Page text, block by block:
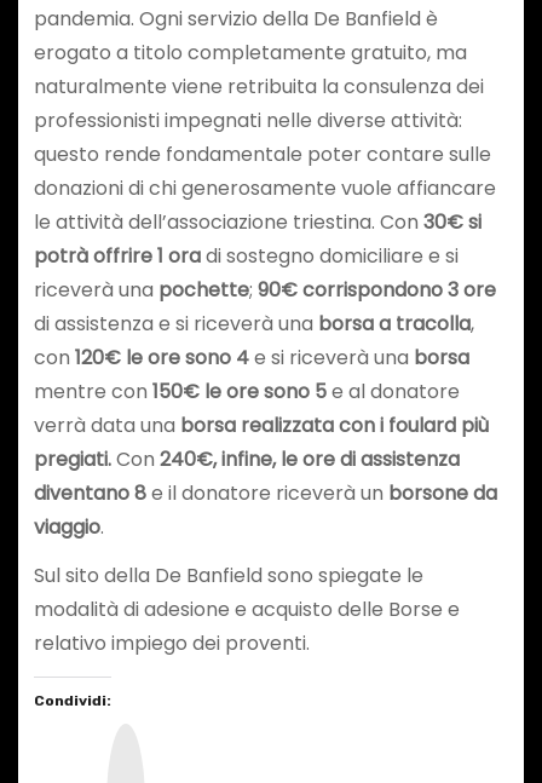
pandemia. Ogni servizio della De Banfield è
erogato a titolo completamente gratuito, ma
naturalmente viene retribuita la consulenza dei
professionisti impegnati nelle diverse attività:
questo rende fondamentale poter contare sulle
donazioni di chi generosamente vuole affiancare
le attività dell’associazione triestina. Con 30€ si
potrà offrire 1 oradi sostegno domiciliare e si
riceverà una pochette; 90€ corrispondono 3 ore
di assistenza e si riceverà una borsa a tracolla,
con 120€ le ore sono 4e si riceverà una borsa
mentre con 150€ le ore sono 5e al donatore
verrà data una borsa realizzata con i foulard più
pregiati.Con 240€, infine, le ore di assistenza
diventano 8e il donatore riceverà un borsone da
viaggio.
Sul sito della De Banfield sono spiegate le
modalità di adesione e acquisto delle Borse e
relativo impiego dei proventi.
Condividi: